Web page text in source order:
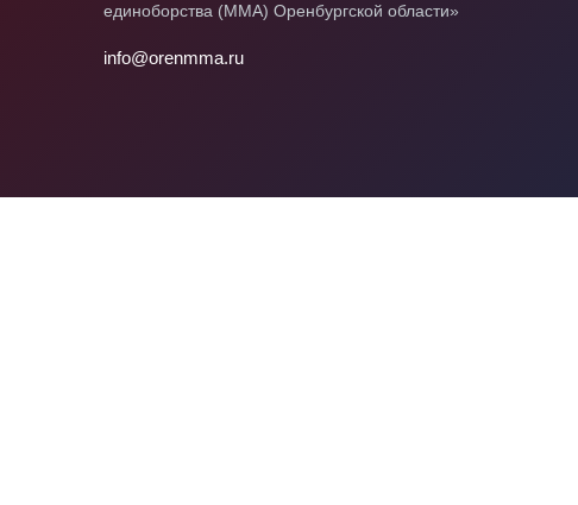
единоборства (ММА) Оренбургской области»
info@orenmma.ru